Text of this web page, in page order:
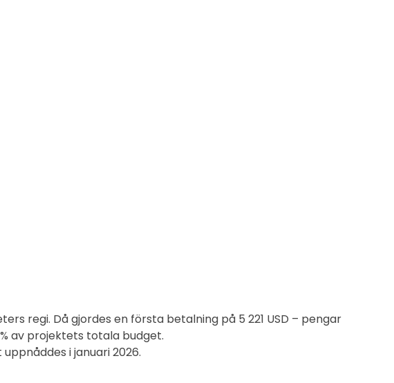
regi. Då gjordes en första betalning på 5 221 USD – pengar
av projektets totala budget.
i januari 2026.